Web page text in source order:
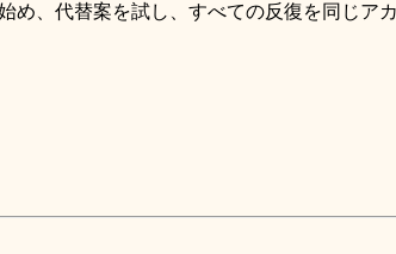
始め、代替案を試し、すべての反復を同じア